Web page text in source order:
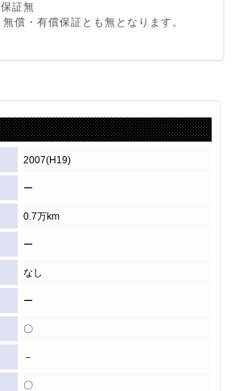
保証無
無償・有償保証とも無となります。
2007(H19)
ー
0.7万km
ー
なし
ー
〇
－
〇